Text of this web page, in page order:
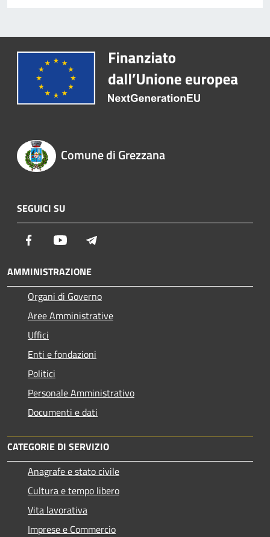
Comune di Grezzana
SEGUICI SU
Facebook Youtube
AMMINISTRAZIONE
Organi di Governo
Aree Amministrative
Uffici
Enti e fondazioni
Politici
Personale Amministrativo
Documenti e dati
CATEGORIE DI SERVIZIO
Anagrafe e stato civile
Cultura e tempo libero
Vita lavorativa
Imprese e Commercio